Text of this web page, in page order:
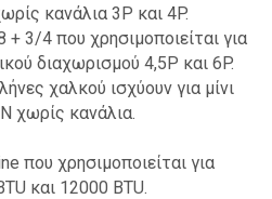
κανάλια 3P και 4P.
3/4 που χρησιμοποιείται για
διαχωρισμού 4,5P και 6P.
χαλκού ισχύουν για μίνι
χωρίς κανάλια.
που χρησιμοποιείται για
και 12000 BTU.